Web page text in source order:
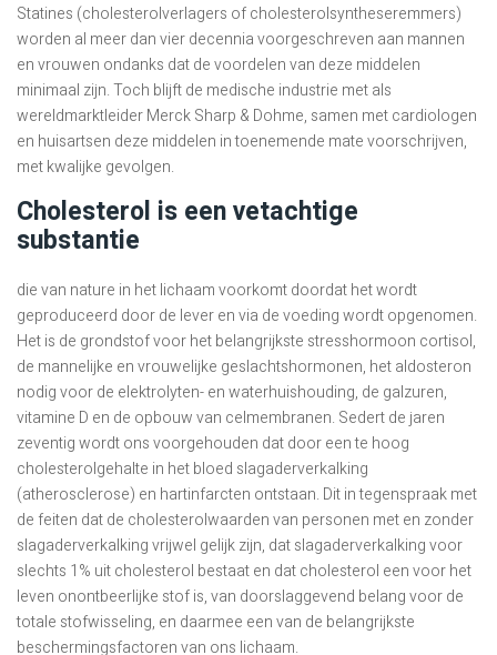
Statines (cholesterolverlagers of cholesterolsyntheseremmers)
worden al meer dan vier decennia voorgeschreven aan mannen
en vrouwen ondanks dat de voordelen van deze middelen
minimaal zijn. Toch blijft de medische industrie met als
wereldmarktleider Merck Sharp & Dohme, samen met cardiologen
en huisartsen deze middelen in toenemende mate voorschrijven,
met kwalijke gevolgen.
Cholesterol is een vetachtige
substantie
die van nature in het lichaam voorkomt doordat het wordt
geproduceerd door de lever en via de voeding wordt opgenomen.
Het is de grondstof voor het belangrijkste stresshormoon cortisol,
de mannelijke en vrouwelijke geslachtshormonen, het aldosteron
nodig voor de elektrolyten- en waterhuishouding, de galzuren,
vitamine D en de opbouw van celmembranen. Sedert de jaren
zeventig wordt ons voorgehouden dat door een te hoog
cholesterolgehalte in het bloed slagaderverkalking
(atherosclerose) en hartinfarcten ontstaan. Dit in tegenspraak met
de feiten dat de cholesterolwaarden van personen met en zonder
slagaderverkalking vrijwel gelijk zijn, dat slagaderverkalking voor
slechts 1% uit cholesterol bestaat en dat cholesterol een voor het
leven onontbeerlijke stof is, van doorslaggevend belang voor de
totale stofwisseling, en daarmee een van de belangrijkste
beschermingsfactoren van ons lichaam.